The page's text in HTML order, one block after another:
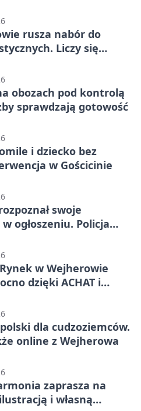
rusza nabór do
Liczy się
obozach pod kontrolą
sprawdzają gotowość
i dziecko bez
w Gościcinie
swoje
ogłoszeniu. Policja
w Wejherowie
dzięki ACHAT i
dla cudzoziemców.
online z Wejherowa
zaprasza na
i własną